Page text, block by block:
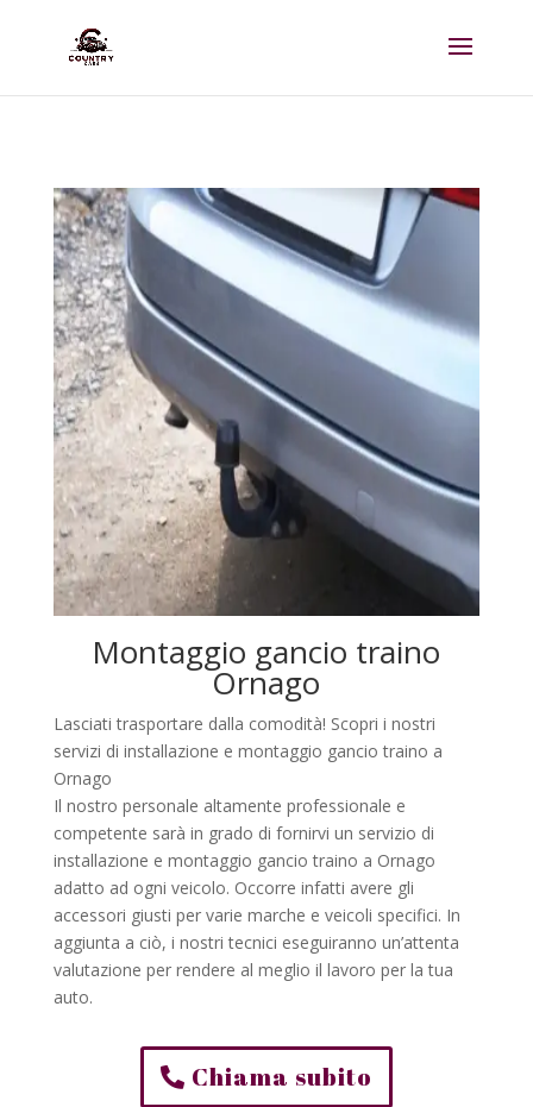
Montaggio gancio traino
Ornago
Lasciati trasportare dalla comodità! Scopri i nostri
servizi di installazione e montaggio gancio traino a
Ornago
Il nostro personale altamente professionale e
competente sarà in grado di fornirvi un servizio di
installazione e montaggio gancio traino a Ornago
adatto ad ogni veicolo. Occorre infatti avere gli
accessori giusti per varie marche e veicoli specifici. In
aggiunta a ciò, i nostri tecnici eseguiranno un’attenta
valutazione per rendere al meglio il lavoro per la tua
auto.
Chiama subito